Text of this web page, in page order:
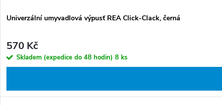
Univerzální umyvadlová výpusť REA Click-Clack, černá
570 Kč
Skladem (expedice do 48 hodin) 8 ks